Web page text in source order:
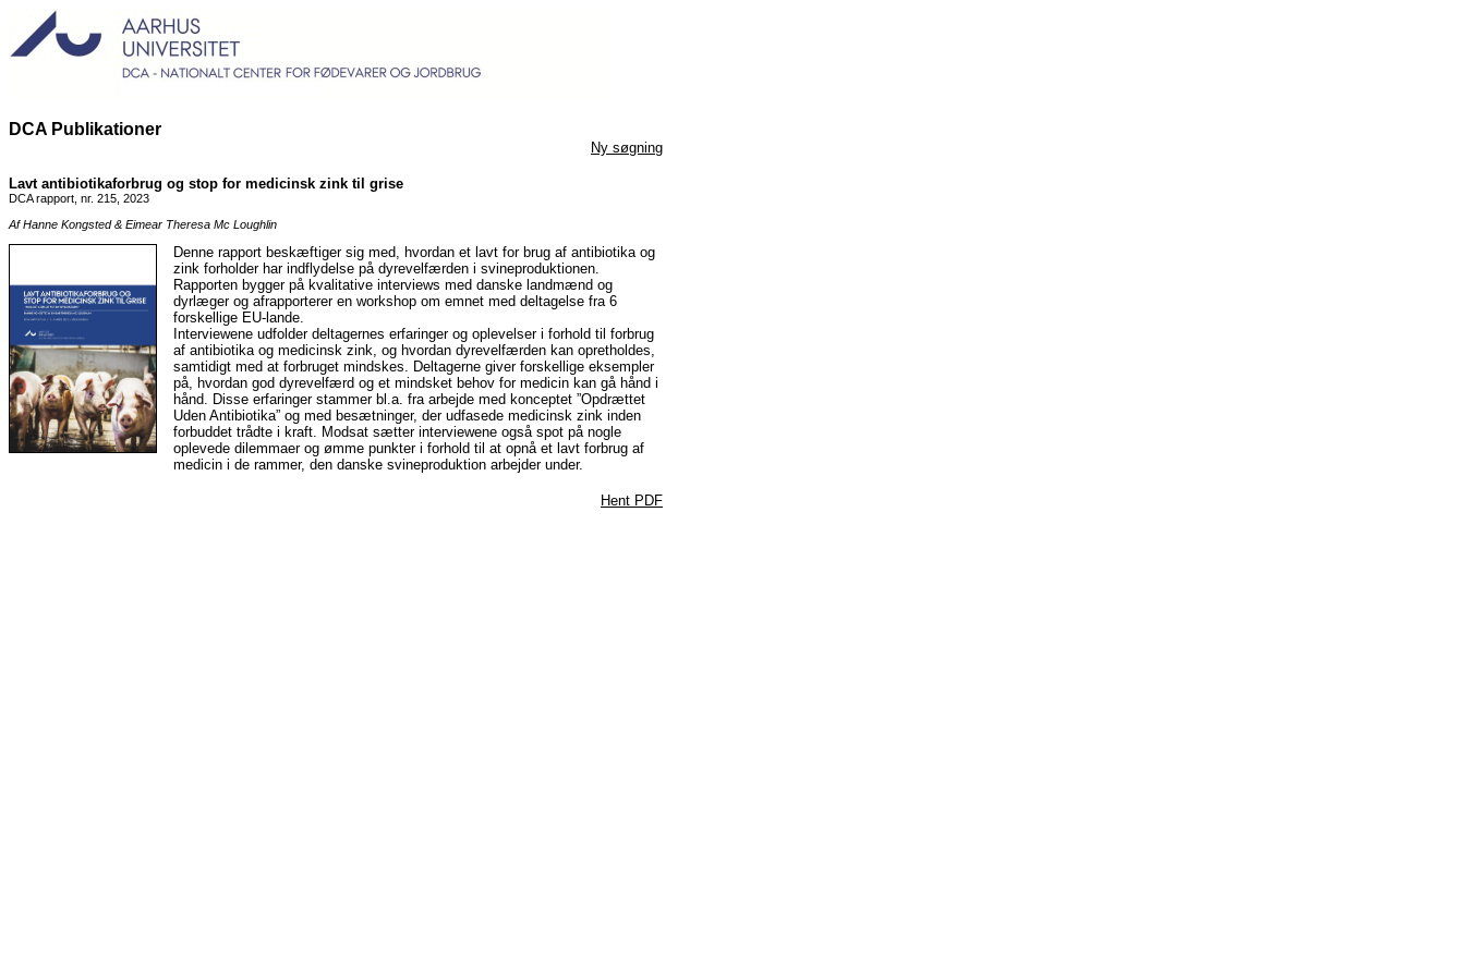
DCA Publikationer
Ny søgning
Lavt antibiotikaforbrug og stop for medicinsk zink til grise
DCA rapport, nr. 215, 2023
Af Hanne Kongsted & Eimear Theresa Mc Loughlin
Denne rapport beskæftiger sig med, hvordan et lavt for brug af antibiotika og
zink forholder har indflydelse på dyrevelfærden i svineproduktionen.
Rapporten bygger på kvalitative interviews med danske landmænd og
dyrlæger og afrapporterer en workshop om emnet med deltagelse fra 6
forskellige EU-lande.
Interviewene udfolder deltagernes erfaringer og oplevelser i forhold til forbrug
af antibiotika og medicinsk zink, og hvordan dyrevelfærden kan opretholdes,
samtidigt med at forbruget mindskes. Deltagerne giver forskellige eksempler
på, hvordan god dyrevelfærd og et mindsket behov for medicin kan gå hånd i
hånd. Disse erfaringer stammer bl.a. fra arbejde med konceptet ”Opdrættet
Uden Antibiotika” og med besætninger, der udfasede medicinsk zink inden
forbuddet trådte i kraft. Modsat sætter interviewene også spot på nogle
oplevede dilemmaer og ømme punkter i forhold til at opnå et lavt forbrug af
medicin i de rammer, den danske svineproduktion arbejder under.